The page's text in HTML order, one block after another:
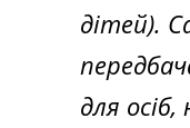
дітей).
для